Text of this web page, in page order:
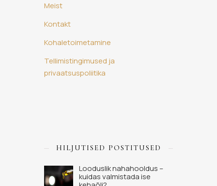
Meist
Kontakt
Kohaletoimetamine
Tellimistingimused ja
privaatsuspoliitika
HILJUTISED POSTITUSED
Looduslik nahahooldus –
kuidas valmistada ise